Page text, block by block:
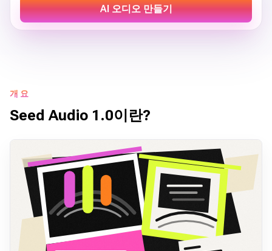
AI 오디오 만들기
개요
Seed Audio 1.0이란?